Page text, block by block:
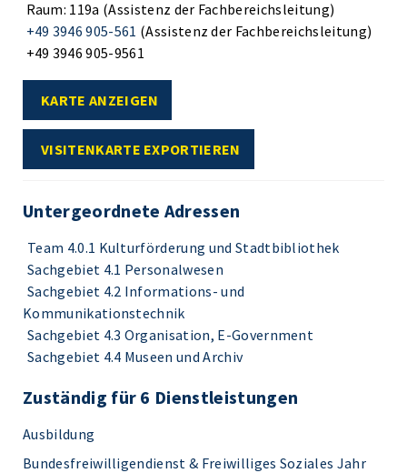
Raum: 119a (Assistenz der Fachbereichsleitung)
+49 3946 905-561 (Assistenz der Fachbereichsleitung)
+49 3946 905-9561
KARTE ANZEIGEN
VISITENKARTE EXPORTIEREN
Untergeordnete Adressen
Team 4.0.1 Kulturförderung und Stadtbibliothek
Sachgebiet 4.1 Personalwesen
Sachgebiet 4.2 Informations- und
Kommunikationstechnik
Sachgebiet 4.3 Organisation, E-Government
Sachgebiet 4.4 Museen und Archiv
Zuständig für 6 Dienstleistungen
Ausbildung
Bundesfreiwilligendienst & Freiwilliges Soziales Jahr